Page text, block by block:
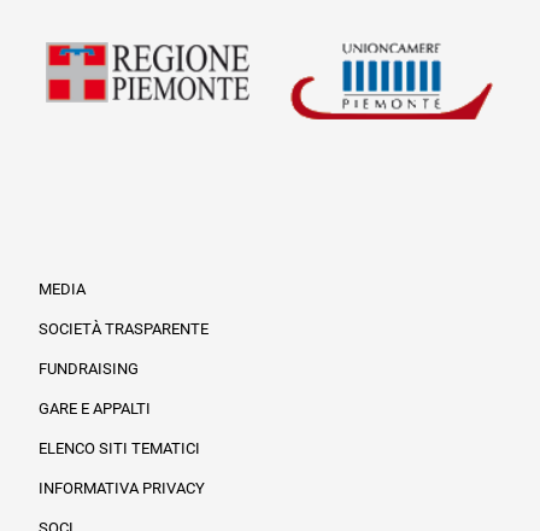
MEDIA
SOCIETÀ TRASPARENTE
FUNDRAISING
GARE E APPALTI
ELENCO SITI TEMATICI
INFORMATIVA PRIVACY